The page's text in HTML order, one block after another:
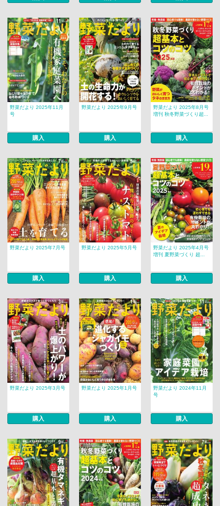
野菜だより 2025年11月
号
購入
野菜だより 2025年9月号
購入
野菜だより 2025年8月号
増刊 秋冬野菜づくり超...
購入
野菜だより 2025年7月号
購入
野菜だより 2025年5月号
購入
野菜だより 2025年4月号
増刊 夏野菜づくり 超...
購入
野菜だより 2025年3月号
購入
野菜だより 2025年1月号
購入
野菜だより 2024年11月
号
購入